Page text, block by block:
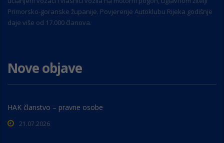
Primorsko-goranske županije. Povjerenje Autoklubu Rijeka godišnje
daje više od 17.000 članova.
Nove objave
HAK članstvo – pravne osobe
21.07.2026